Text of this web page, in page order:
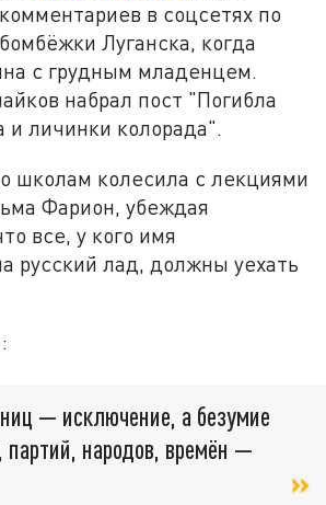
в соцсетях по
Луганска, когда
с грудным младенцем.
набрал пост "Погибла
и личинки колорада".
школам колесила с лекциями
Фарион, убеждая
все, у кого имя
русский лад, должны уехать
— исключение, а безумие
партий, народов, времён —